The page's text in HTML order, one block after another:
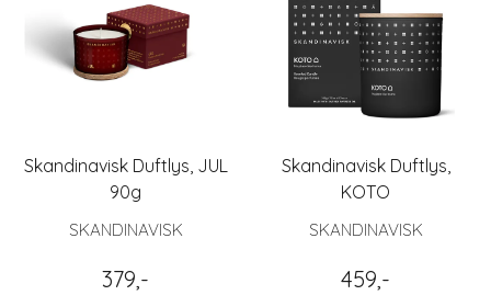
Skandinavisk Duftlys, JUL
90g
SKANDINAVISK
379,-
Skandinavisk Duftlys,
KOTO
SKANDINAVISK
459,-